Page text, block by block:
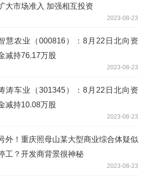
大市场准入 加强相互投资
2023-08-23
慧农业（000816）：8月22日北向资
减持76.17万股
2023-08-23
涛车业（301345）：8月22日北向资
减持10.08万股
2023-08-23
外！重庆照母山某大型商业综合体疑似
工？开发商背景很神秘
2023-08-23